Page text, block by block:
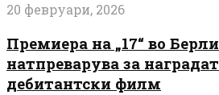
20 февруари, 2026
Премиера на „17“ во
натпреварува за
дебитантски филм